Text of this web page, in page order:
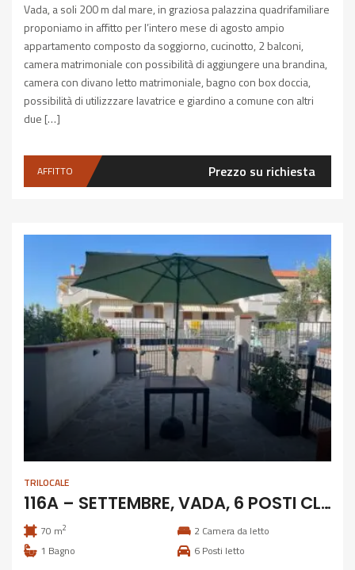
Vada, a soli 200 m dal mare, in graziosa palazzina quadrifamiliare
proponiamo in affitto per l’intero mese di agosto ampio
appartamento composto da soggiorno, cucinotto, 2 balconi,
camera matrimoniale con possibilità di aggiungere una brandina,
camera con divano letto matrimoniale, bagno con box doccia,
possibilità di utilizzzare lavatrice e giardino a comune con altri
due […]
AFFITTO Prezzo su richiesta
TRILOCALE
116A – SETTEMBRE, VADA, 6 POSTI CLIMATIZZATO
70 m2 2 Camera da letto
1 Bagno 6 Posti letto